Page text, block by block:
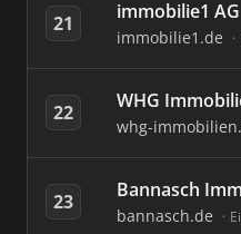
21 immobilie1 AG
immobilie1.de
22 WHG
whg-
23 Bannasch
bannasch.de